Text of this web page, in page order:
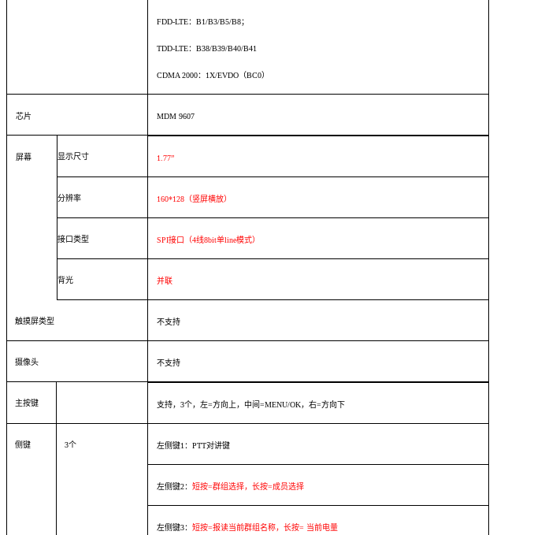
FDD-LTE：B1/B3/B5/B8；
TDD-LTE：B38/B39/B40/B41
CDMA 2000：1X/EVDO（BC0）
芯片 MDM 9607
屏幕 显示尺寸 1.77”
分辨率 160*128（竖屏横放）
接口类型 SPI接口（4线8bit单line模式）
背光 并联
触摸屏类型 不支持
摄像头 不支持
主按键 支持，3个，左=方向上，中间=MENU/OK，右=方向下
侧键 3个 左侧键1：PTT对讲键
左侧键2： 短按=群组选择，长按=成员选择
左侧键3： 短按=报读当前群组名称，长按= 当前电量